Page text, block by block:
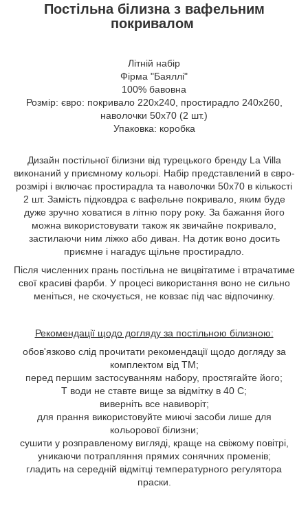
Постільна білизна з вафельним
покривалом
Літній набір
Фірма "Баяллі"
100% бавовна
Розмір: євро: покривало 220х240, простирадло 240х260,
наволочки 50х70 (2 шт.)
Упаковка: коробка
Дизайн постільної білизни від турецького бренду La Villa
виконаний у приємному кольорі. Набір представлений в євро-
розмірі і включає простирадла та наволочки 50х70 в кількості
2 шт. Замість підковдра є вафельне покривало, яким буде
дуже зручно ховатися в літню пору року. За бажання його
можна використовувати також як звичайне покривало,
застилаючи ним ліжко або диван. На дотик воно досить
приємне і нагадує щільне простирадло.
Після численних прань постільна не вицвітатиме і втрачатиме
свої красиві фарби. У процесі використання воно не сильно
меніться, не скочується, не ковзає під час відпочинку.
Рекомендації щодо догляду за постільною білизною:
обов'язково слід прочитати рекомендації щодо догляду за
комплектом від ТМ;
перед першим застосуванням набору, простягайте його;
Т води не ставте вище за відмітку в 40 С;
виверніть все навиворіт;
для прання використовуйте миючі засоби лише для
кольорової білизни;
сушити у розправленому вигляді, краще на свіжому повітрі,
уникаючи потрапляння прямих сонячних променів;
гладить на середній відмітці температурного регулятора
праски.